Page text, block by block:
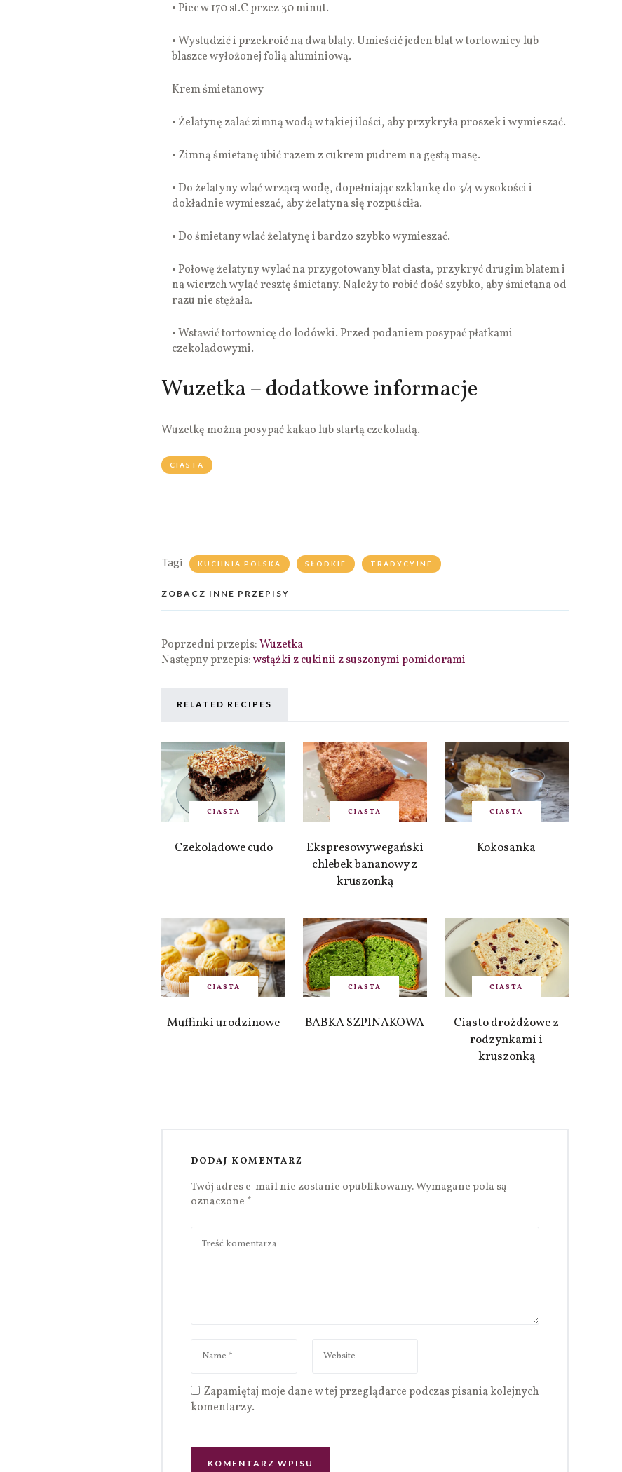
• Piec w 170 st.C przez 30 minut.
• Wystudzić i przekroić na dwa blaty. Umieścić jeden blat w tortownicy lub
blaszce wyłożonej folią aluminiową.
Krem śmietanowy
• Żelatynę zalać zimną wodą w takiej ilości, aby przykryła proszek i wymieszać.
• Zimną śmietanę ubić razem z cukrem pudrem na gęstą masę.
• Do żelatyny wlać wrzącą wodę, dopełniając szklankę do 3/4 wysokości i
dokładnie wymieszać, aby żelatyna się rozpuściła.
• Do śmietany wlać żelatynę i bardzo szybko wymieszać.
• Połowę żelatyny wylać na przygotowany blat ciasta, przykryć drugim blatem i
na wierzch wylać resztę śmietany. Należy to robić dość szybko, aby śmietana od
razu nie stężała.
• Wstawić tortownicę do lodówki. Przed podaniem posypać płatkami
czekoladowymi.
Wuzetka – dodatkowe informacje
Wuzetkę można posypać kakao lub startą czekoladą.
CIASTA
Tagi KUCHNIA POLSKA SŁODKIE TRADYCYJNE
ZOBACZ INNE PRZEPISY
Poprzedni przepis:Wuzetka
Następny przepis:wstążki z cukinii z suszonymi pomidorami
RELATED RECIPES
CIASTA
Czekoladowe cudo
CIASTA
Ekspresowy wegański
chlebek bananowy z
kruszonką
CIASTA
Kokosanka
CIASTA
Muffinki urodzinowe
CIASTA
BABKA SZPINAKOWA
CIASTA
Ciasto drożdżowe z
rodzynkami i
kruszonką
DODAJ KOMENTARZ
Twój adres e-mail nie zostanie opublikowany.Wymagane pola są
oznaczone *
Zapamiętaj moje dane w tej przeglądarce podczas pisania kolejnych
komentarzy.